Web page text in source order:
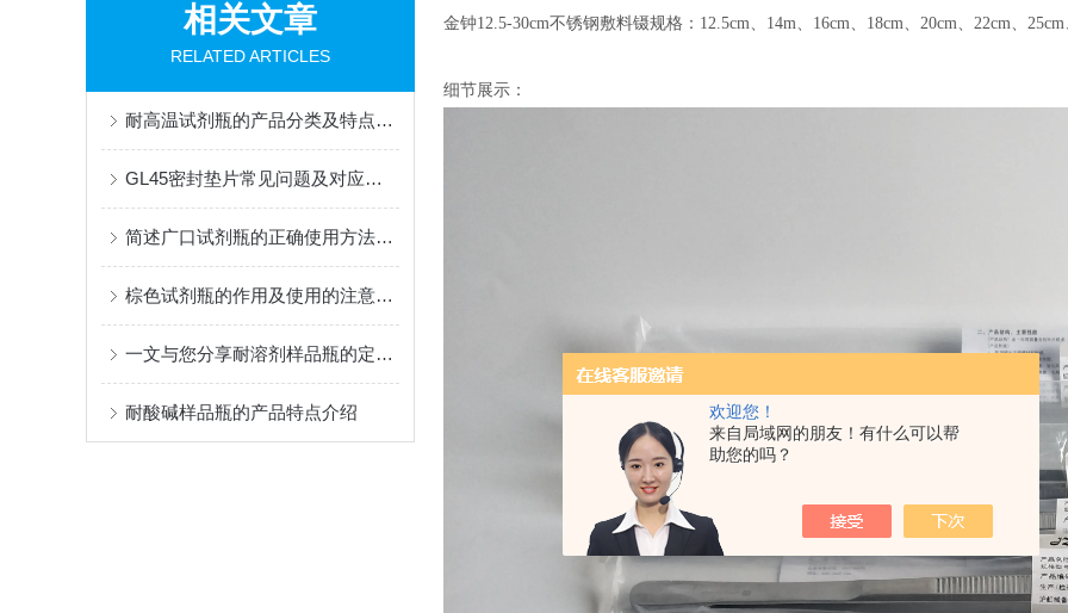
欢迎您！
来自局域网的朋友！有什么可以帮
助您的吗？
相关文章
RELATED ARTICLES
耐高温试剂瓶的产品分类及特点描述
GL45密封垫片常见问题及对应解决办法大公开
简述广口试剂瓶的正确使用方法及注意事项
棕色试剂瓶的作用及使用的注意事项
一文与您分享耐溶剂样品瓶的定期维护保养方法
耐酸碱样品瓶的产品特点介绍
金钟12.5-30cm不锈钢敷料镊规格：12.5cm、14m、16cm、18cm、20cm、22cm、
细节展示：